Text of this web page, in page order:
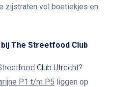
zijstraten vol boetiekjes en
The Streetfood Club
Club Utrecht?
P1 t/m P5 liggen op